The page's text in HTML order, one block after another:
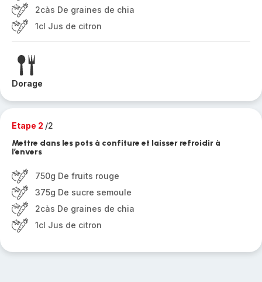
2càs De graines de chia
1cl Jus de citron
Dorage
Etape 2 /2
Mettre dans les pots à confiture et laisser refroidir à
l’envers
750g De fruits rouge
375g De sucre semoule
2càs De graines de chia
1cl Jus de citron